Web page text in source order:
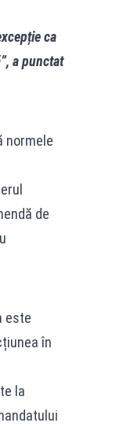
ca
a punctat
normele
de
este
în
la